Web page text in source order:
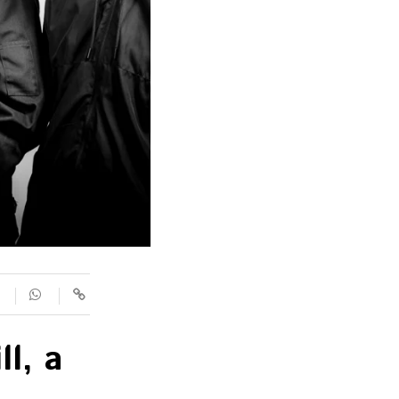
SUPLEMENTS
Fotogaleries
9magazín
Agenda
Blogosfera
a